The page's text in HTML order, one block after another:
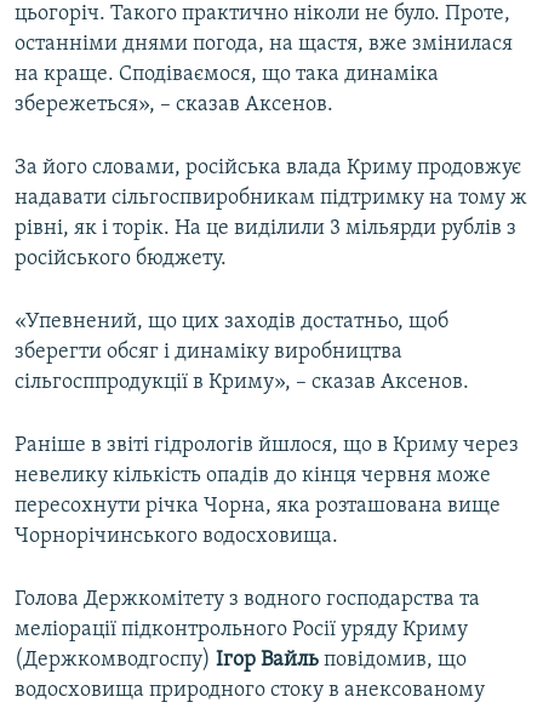
цьогоріч. Такого практично ніколи не було. Проте,
останніми днями погода, на щастя, вже змінилася
на краще. Сподіваємося, що така динаміка
збережеться», – сказав Аксенов.
За його словами, російська влада Криму продовжує
надавати сільгоспвиробникам підтримку на тому ж
рівні, як і торік. На це виділили 3 мільярди рублів з
російського бюджету.
«Упевнений, що цих заходів достатньо, щоб
зберегти обсяг і динаміку виробництва
сільгосппродукції в Криму», – сказав Аксенов.
Раніше в звіті гідрологів йшлося, що в Криму через
невелику кількість опадів до кінця червня може
пересохнути річка Чорна, яка розташована вище
Чорнорічинського водосховища.
Голова Держкомітету з водного господарства та
меліорації підконтрольного Росії уряду Криму
(Держкомводгоспу) Ігор Вайль повідомив, що
водосховища природного стоку в анексованому